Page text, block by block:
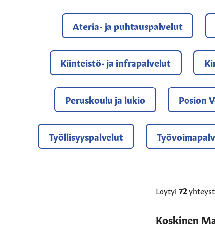
Ateria- ja puhtauspalvelut
Kiinteistö- ja infrapalvelut
Peruskoulu ja lukio Posion
Työllisyyspalvelut
Löytyi 72
Koskinen